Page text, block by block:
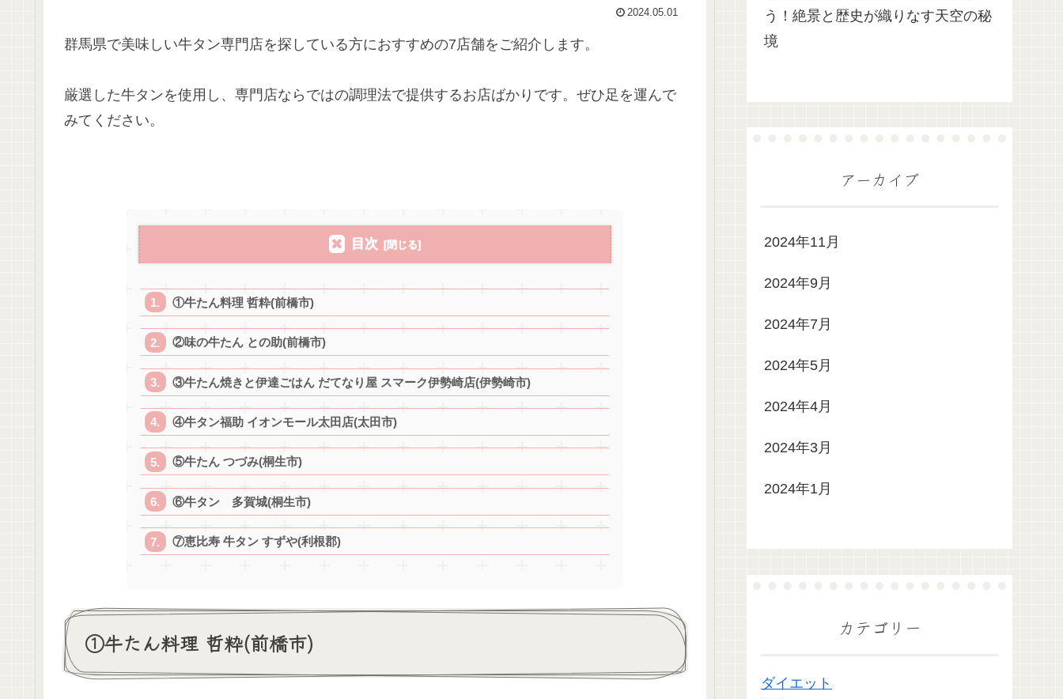
2024.05.01
群馬県で美味しい牛タン専門店を探している方におすすめの7店舗をご紹介します。
厳選した牛タンを使用し、専門店ならではの調理法で提供するお店ばかりです。ぜひ足を運んで
みてください。
目次
①牛たん料理 哲粋(前橋市)
②味の牛たん との助(前橋市)
③牛たん焼きと伊達ごはん だてなり屋 スマーク伊勢崎店(伊勢崎市)
④牛タン福助 イオンモール太田店(太田市)
⑤牛たん つづみ(桐生市)
⑥牛タン 多賀城(桐生市)
⑦恵比寿 牛タン すずや(利根郡)
①牛たん料理 哲粋(前橋市)
う！絶景と歴史が織りなす天空の秘
境
アーカイブ
2024年11月
2024年9月
2024年7月
2024年5月
2024年4月
2024年3月
2024年1月
カテゴリー
ダイエット